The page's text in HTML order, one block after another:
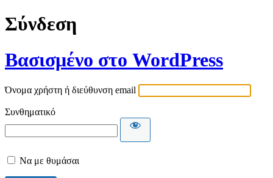
Σύνδεση
Βασισμένο στο WordPress
Όνομα χρήστη ή διεύθυνση email
Συνθηματικό
Να με θυμάσαι